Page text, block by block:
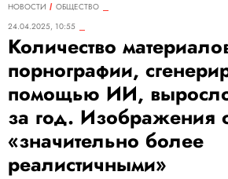
НОВОСТИ
ОБЩЕСТВО
24.04.2025, 10:55
Количество
порнографии,
помощью ИИ,
за год. Изображения
«значительно более
реалистичными»